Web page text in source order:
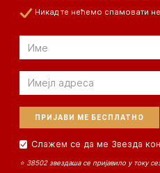
Никад те нећемо спамовати
Email
Email
Слажем се да ме Звезда
⭐ 38502 звездаша се пријавило у току